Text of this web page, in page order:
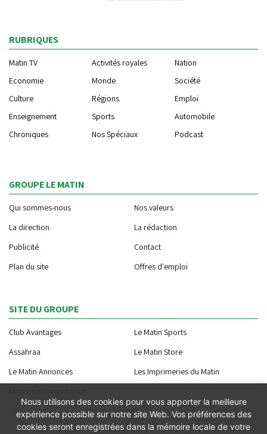
RUBRIQUES
Matin TV Activités royales
Nation
Economie
Monde
Société
Culture
Régions
Emploi
Enseignement
Sports
Automobile
Chroniques
Nos Spéciaux Podcast
GROUPE LE MATIN
Qui sommes-nous
Nos valeurs
La direction
La rédaction
Publicité
Contact
Plan du site
Offres d'emploi
SITE DU GROUPE
Club Avantages
Le Matin Sports
Assahraa
Le Matin Store
Le Matin Annonces
Les Imprimeries du Matin
Nous utilisons des cookies pour vous apporter la meilleure
expérience possible sur notre site Web. Vos préférences des
cookies seront enregistrées dans la mémoire locale de votre